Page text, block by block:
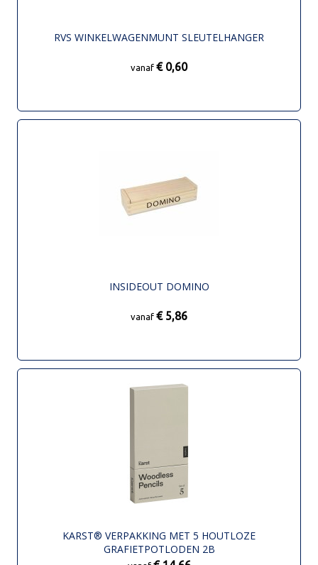
RVS WINKELWAGENMUNT SLEUTELHANGER
vanaf € 0,60
INSIDEOUT DOMINO
vanaf € 5,86
KARST® VERPAKKING MET 5 HOUTLOZE
GRAFIETPOTLODEN 2B